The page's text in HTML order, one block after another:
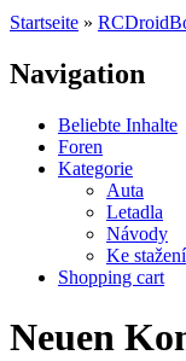
Startseite »
Navigation
Beliebte Inhalte
Foren
Kategorie
Auta
Letadla
Návody
Ke stažení
Shopping cart
Neuen